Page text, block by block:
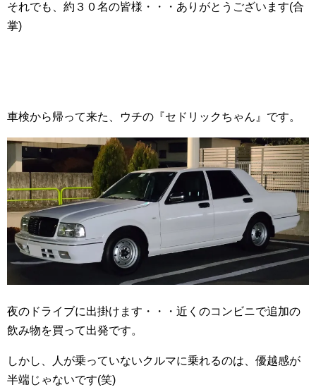
それでも、約３０名の皆様・・・ありがとうございます(合
掌)
車検から帰って来た、ウチの『セドリックちゃん』です。
夜のドライブに出掛けます・・・近くのコンビニで追加の
飲み物を買って出発です。
しかし、人が乗っていないクルマに乗れるのは、優越感が
半端じゃないです(笑)